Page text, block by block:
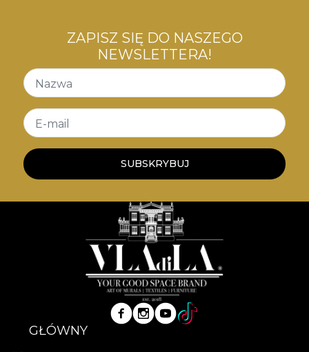
ZAPISZ SIĘ DO NASZEGO
NEWSLETTERA!
Nazwa
E-mail
SUBSKRYBUJ
GŁÓWNY